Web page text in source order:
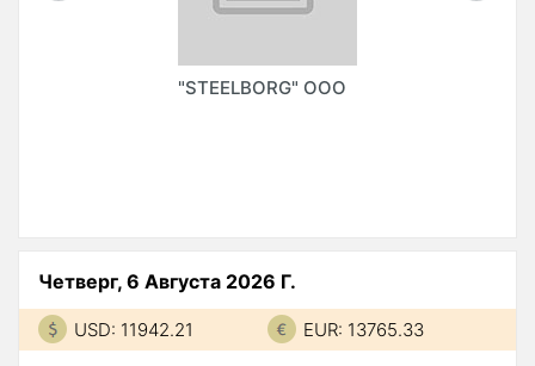
"STEELBORG" ООО
Четверг, 6 Августа 2026 Г.
USD: 11942.21 EUR: 13765.33